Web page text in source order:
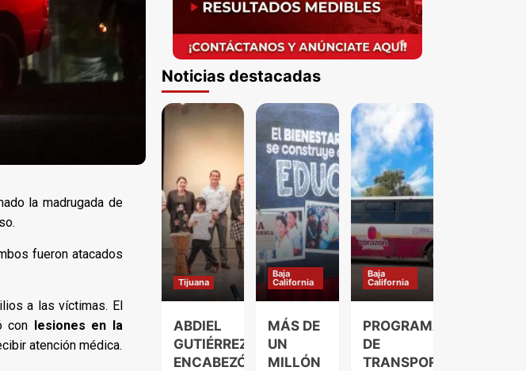
la madrugada de
fueron atacados
a las víctimas. El
con lesiones en la
atención médica.
Noticias destacadas
Tijuana
ABDIEL
GUTIÉRREZ
ENCABEZÓ
Baja
California
MÁS DE
UN
MILLÓN
Baja
California
PROGRAMA
DE
TRANSPORTE